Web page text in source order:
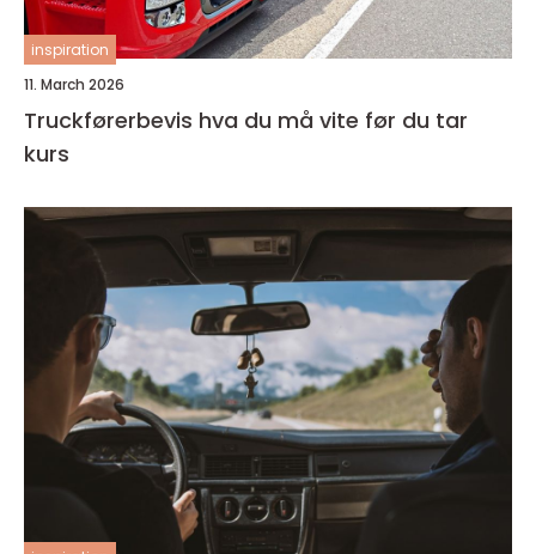
inspiration
11. March 2026
Truckførerbevis hva du må vite før du tar
kurs